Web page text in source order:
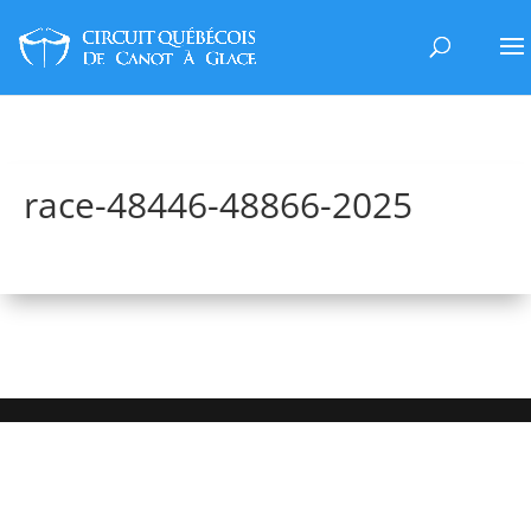
race-48446-48866-2025